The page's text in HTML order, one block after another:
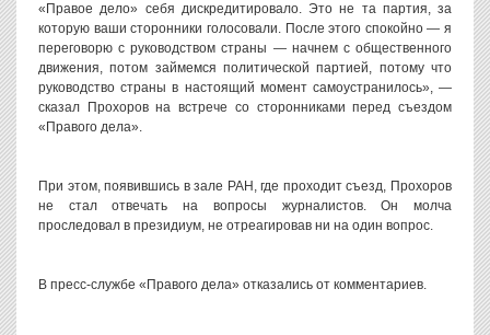
«Правое дело» себя дискредитировало. Это не та партия, за
которую ваши сторонники голосовали. После этого спокойно — я
переговорю с руководством страны — начнем с общественного
движения, потом займемся политической партией, потому что
руководство страны в настоящий момент самоустранилось», —
сказал Прохоров на встрече со сторонниками перед съездом
«Правого дела».
При этом, появившись в зале РАН, где проходит съезд, Прохоров
не стал отвечать на вопросы журналистов. Он молча
проследовал в президиум, не отреагировав ни на один вопрос.
В пресс-службе «Правого дела» отказались от комментариев.